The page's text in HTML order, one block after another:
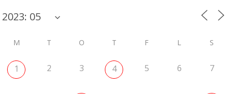
M T O T F L S
1 2 3 4 5 6 7